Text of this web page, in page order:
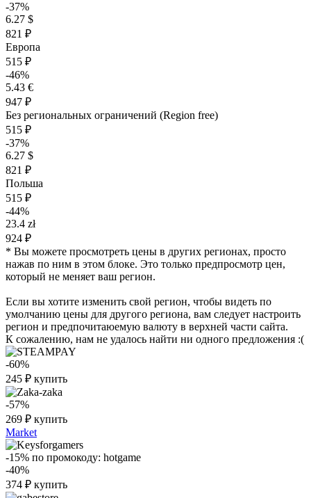
-37%
6.27 $
821 ₽
Европа
515 ₽
-46%
5.43 €
947 ₽
Без региональных ограничений (Region free)
515 ₽
-37%
6.27 $
821 ₽
Польша
515 ₽
-44%
23.4 zł
924 ₽
* Вы можете просмотреть цены в других регионах, просто
нажав по ним в этом блоке. Это только предпросмотр цен,
который не меняет ваш регион.
Если вы хотите изменить свой регион, чтобы видеть по
умолчанию цены для другого региона, вам следует настроить
регион и предпочитаюемую валюту в верхней части сайта.
К сожалению, нам не удалось найти ни одного предложения :(
-60%
245 ₽ купить
-57%
269 ₽ купить
Market
-15% по промокоду: hotgame
-40%
374 ₽ купить